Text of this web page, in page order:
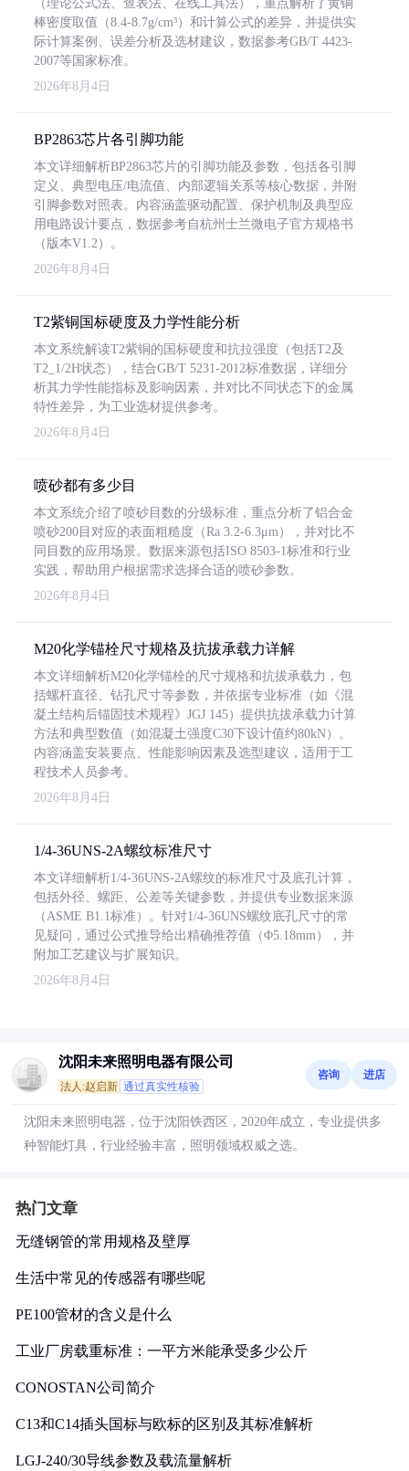
（理论公式法、查表法、在线工具法），重点解析了黄铜
棒密度取值（8.4-8.7g/cm³）和计算公式的差异，并提供实
际计算案例、误差分析及选材建议，数据参考GB/T 4423-
2007等国家标准。
2026年8月4日
BP2863芯片各引脚功能
本文详细解析BP2863芯片的引脚功能及参数，包括各引脚
定义、典型电压/电流值、内部逻辑关系等核心数据，并附
引脚参数对照表。内容涵盖驱动配置、保护机制及典型应
用电路设计要点，数据参考自杭州士兰微电子官方规格书
（版本V1.2）。
2026年8月4日
T2紫铜国标硬度及力学性能分析
本文系统解读T2紫铜的国标硬度和抗拉强度（包括T2及
T2_1/2H状态），结合GB/T 5231-2012标准数据，详细分
析其力学性能指标及影响因素，并对比不同状态下的金属
特性差异，为工业选材提供参考。
2026年8月4日
喷砂都有多少目
本文系统介绍了喷砂目数的分级标准，重点分析了铝合金
喷砂200目对应的表面粗糙度（Ra 3.2-6.3μm），并对比不
同目数的应用场景。数据来源包括ISO 8503-1标准和行业
实践，帮助用户根据需求选择合适的喷砂参数。
2026年8月4日
M20化学锚栓尺寸规格及抗拔承载力详解
本文详细解析M20化学锚栓的尺寸规格和抗拔承载力，包
括螺杆直径、钻孔尺寸等参数，并依据专业标准（如《混
凝土结构后锚固技术规程》JGJ 145）提供抗拔承载力计算
方法和典型数值（如混凝土强度C30下设计值约80kN）。
内容涵盖安装要点、性能影响因素及选型建议，适用于工
程技术人员参考。
2026年8月4日
1/4-36UNS-2A螺纹标准尺寸
本文详细解析1/4-36UNS-2A螺纹的标准尺寸及底孔计算，
包括外径、螺距、公差等关键参数，并提供专业数据来源
（ASME B1.1标准）。针对1/4-36UNS螺纹底孔尺寸的常
见疑问，通过公式推导给出精确推荐值（Φ5.18mm），并
附加工艺建议与扩展知识。
2026年8月4日
沈阳未来照明电器有限公司
法人:赵启新 通过真实性核验
咨询 进店
沈阳未来照明电器，位于沈阳铁西区，2020年成立，专业提供多
种智能灯具，行业经验丰富，照明领域权威之选。
热门文章
无缝钢管的常用规格及壁厚
生活中常见的传感器有哪些呢
PE100管材的含义是什么
工业厂房载重标准：一平方米能承受多少公斤
CONOSTAN公司简介
C13和C14插头国标与欧标的区别及其标准解析
LGJ-240/30导线参数及载流量解析